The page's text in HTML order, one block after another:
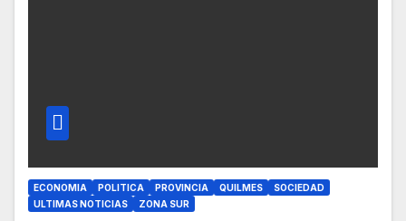
ECONOMIA POLITICA PROVINCIA QUILMES
SOCIEDAD
ULTIMAS NOTICIAS
ZONA SUR